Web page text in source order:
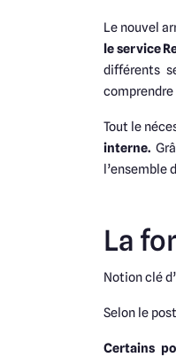
Le nouvel
le service
différents
Tout le
interne.
l’ensemble
La
Notion clé
Selon le
Certains